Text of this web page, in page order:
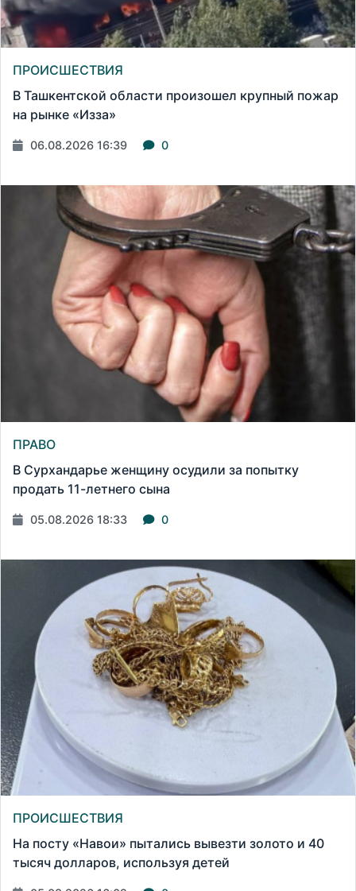
ПРОИСШЕСТВИЯ
В Ташкентской области произошел крупный пожар
на рынке «Изза»
06.08.2026 16:39 0
ПРАВО
В Сурхандарье женщину осудили за попытку
продать 11-летнего сына
05.08.2026 18:33 0
ПРОИСШЕСТВИЯ
На посту «Навои» пытались вывезти золото и 40
тысяч долларов, используя детей